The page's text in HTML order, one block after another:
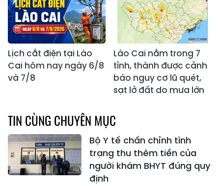
Lịch cắt điện tại Lào
Cai hôm nay ngày 6/8
và 7/8
Lào Cai nằm trong 7
tỉnh, thành được cảnh
báo nguy cơ lũ quét,
sạt lở đất do mưa lớn
TIN CÙNG CHUYÊN MỤC
Bộ Y tế chấn chỉnh tình
trạng thu thêm tiền của
người khám BHYT đúng quy
định